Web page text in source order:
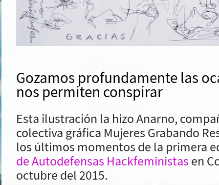
Gozamos profundamente las
nos permiten conspirar
Esta ilustración la hizo Anarno,
colectiva gráfica Mujeres Grabando
los últimos momentos de la primera
de Autodefensas Hackfeministas en
octubre del 2015.